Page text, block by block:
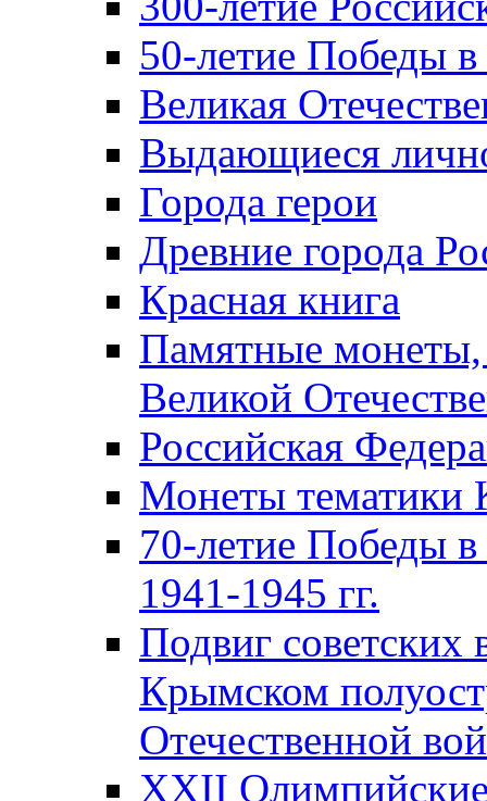
50-летие Победы
Великая
Выдающиеся
Города герои
Древние города
Красная книга
Памятные
Великой
Российская
Монеты тематики
70-летие Победы
1941-1945 гг.
Подвиг советских
Крымском
Отечественной
XXII